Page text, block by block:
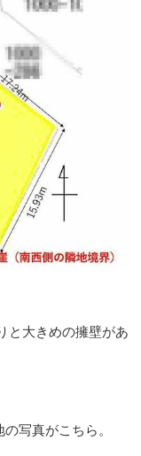
と大きめの擁壁があ
写真がこちら。